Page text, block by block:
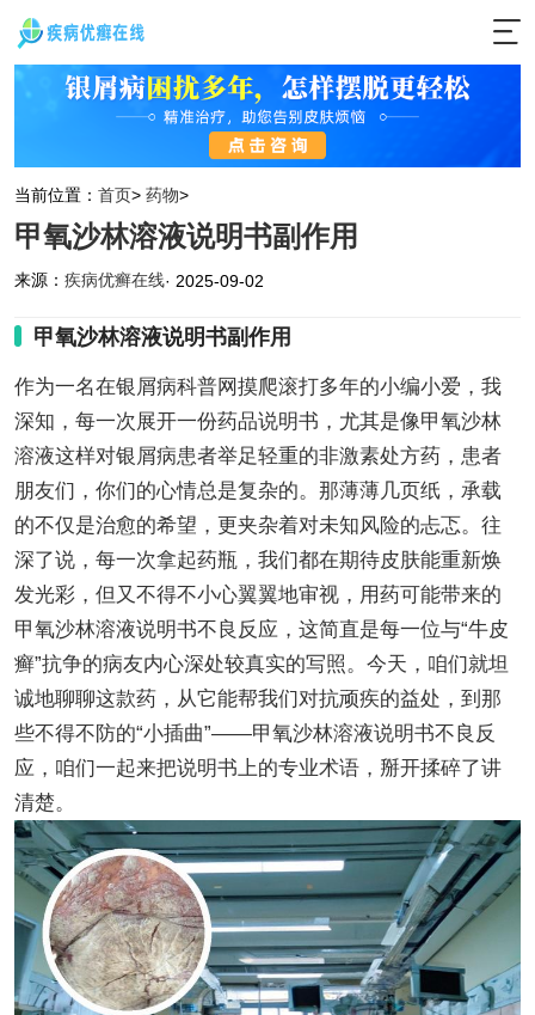
当前位置： 首页> 药物>
甲氧沙林溶液说明书副作用
来源： 疾病优癣在线· 2025-09-02
甲氧沙林溶液说明书副作用
作为一名在银屑病科普网摸爬滚打多年的小编小爱，我
深知，每一次展开一份药品说明书，尤其是像甲氧沙林
溶液这样对银屑病患者举足轻重的非激素处方药，患者
朋友们，你们的心情总是复杂的。那薄薄几页纸，承载
的不仅是治愈的希望，更夹杂着对未知风险的忐忑。往
深了说，每一次拿起药瓶，我们都在期待皮肤能重新焕
发光彩，但又不得不小心翼翼地审视，用药可能带来的
甲氧沙林溶液说明书不良反应，这简直是每一位与“牛皮
癣”抗争的病友内心深处较真实的写照。今天，咱们就坦
诚地聊聊这款药，从它能帮我们对抗顽疾的益处，到那
些不得不防的“小插曲”——甲氧沙林溶液说明书不良反
应，咱们一起来把说明书上的专业术语，掰开揉碎了讲
清楚。